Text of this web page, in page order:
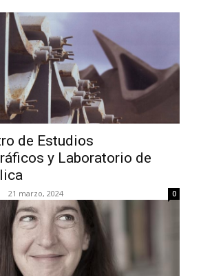
de Estudios
y Laboratorio de
21 marzo, 2024 0